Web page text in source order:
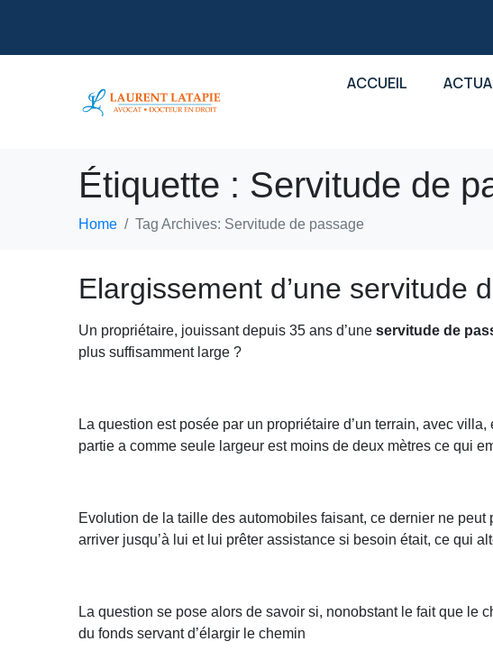
ACCUEIL
Étiquette : Servitude de
Home Tag Archives: Servitude de passage
Elargissement d’une servitude
Un propriétaire, jouissant depuis 35 ans d’uneservitude de
plus suffisamment large ?
La question est posée par un propriétaire d’un terrain, avec
partie a comme seule largeur est moins de deux mètres ce qui
Evolution de la taille des automobiles faisant, ce dernier ne
arriver jusqu’à lui et lui prêter assistance si besoin était, ce qui
La question se pose alors de savoir si, nonobstant le fait que le
du fonds servant d’élargir le chemin